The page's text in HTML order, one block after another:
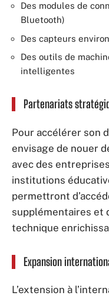
Des modules de
Bluetooth)
Des capteurs
Des outils de
intelligentes
Partenariats
Pour accélérer son
envisage de nouer
avec des
institutions
permettront
supplémentaires et
technique
Expansion
L’extension à